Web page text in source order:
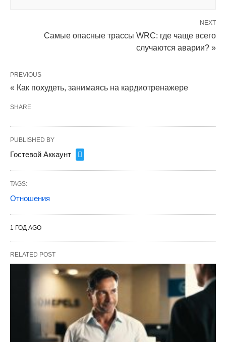
NEXT
Самые опасные трассы WRC: где чаще всего
случаются аварии? »
PREVIOUS
« Как похудеть, занимаясь на кардиотренажере
SHARE
PUBLISHED BY
Гостевой Аккаунт
TAGS:
Отношения
1 ГОД AGO
RELATED POST